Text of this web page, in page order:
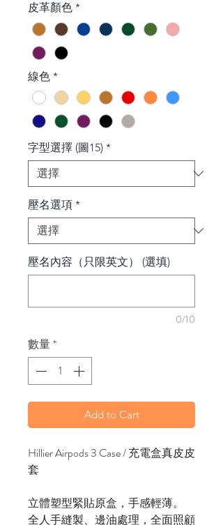
皮革顏色 *
線色 *
字型選擇 (圖15) *
壓名選項 *
壓名內容（只限英文） (選填)
0/10
數量*
Add to Cart
Hillier Airpods 3 Case / 充電盒真皮皮
套
立體塑型緊貼原盒，手感輕薄。
全人手縫製、邊油處理，全面照顧